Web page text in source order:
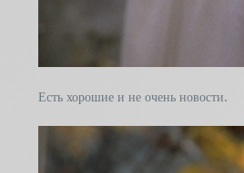
Есть хорошие и не очень новости.